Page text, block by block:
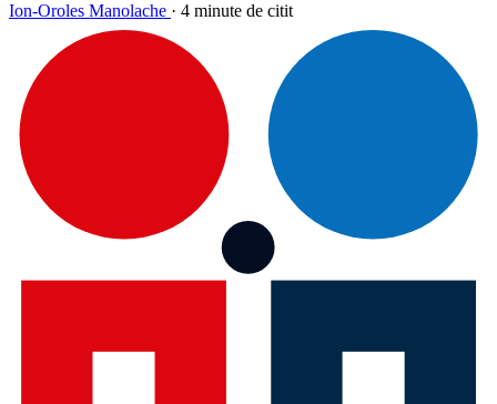
Ion-Oroles Manolache · 4 minute de citit